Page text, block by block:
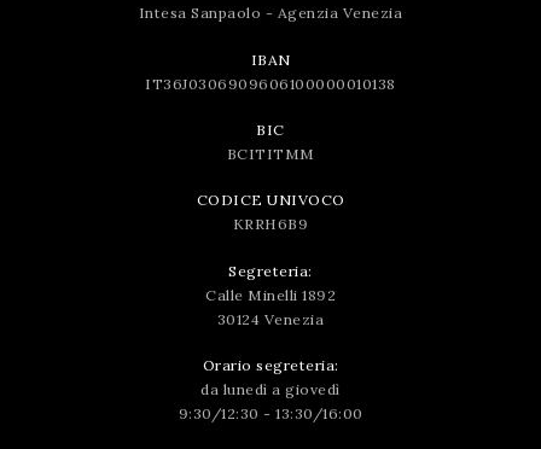
Intesa Sanpaolo - Agenzia Venezia
IBAN
IT36J0306909606100000010138
BIC
BCITITMM
CODICE UNIVOCO
KRRH6B9
Segreteria:
Calle Minelli 1892
30124 Venezia
Orario segreteria:
da lunedì a giovedì
9:30/12:30 - 13:30/16:00